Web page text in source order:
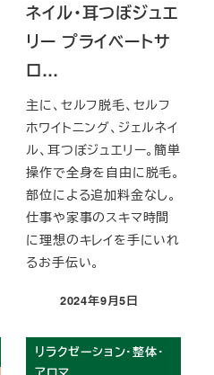
ネイル・耳つぼジュエ
リー プライベートサ
ロ…
主に、セルフ脱毛、セルフ
ホワイトニング、ジェルネイ
ル、耳つぼジュエリー。簡単
操作で全身を自由に脱毛。
部位による追加料金なし。
仕事や家事のスキマ時間
に理想のキレイを手にいれ
るお手伝い。
投稿日
2024年9月5日
リラクゼーション・整体・